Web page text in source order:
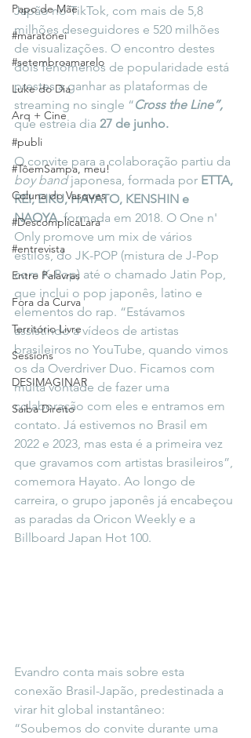
Papo de Mãe
#maratonei
#setembroamarelo
Luke do Dia
Arq + Cine
#publi
#TôemSampa, meu!
Coluna do Vasques
#DescomplicaLara
#entrevista
Entre Palavras
Fora da Curva
Território Livre
Sessions
DESIMAGINAR
Saiba Direito
Japão no TikTok, com mais de 5,8
milhões deseguidores e 520 milhões
de visualizações. O encontro destes
dois fenômenos de popularidade está
prestes a ganhar as plataformas de
streaming no single “Cross the Line”,
que estreia dia 27 de junho.
O convite para a colaboração partiu da
boy band japonesa, formada por ETTA,
REI, EIKU, HAYATO, KENSHIN e
NAOYA, formada em 2018. O One n'
Only promove um mix de vários
estilos, do JK-POP (mistura de J-Pop
com K-Pop) até o chamado Jatin Pop,
que inclui o pop japonês, latino e
elementos do rap. “Estávamos
assistindo a vídeos de artistas
brasileiros no YouTube, quando vimos
os da Overdriver Duo. Ficamos com
muita vontade de fazer uma
colaboração com eles e entramos em
contato. Já estivemos no Brasil em
2022 e 2023, mas esta é a primeira vez
que gravamos com artistas brasileiros”,
comemora Hayato. Ao longo de
carreira, o grupo japonês já encabeçou
as paradas da Oricon Weekly e a
Billboard Japan Hot 100.
Evandro conta mais sobre esta
conexão Brasil-Japão, predestinada a
virar hit global instantâneo:
“Soubemos do convite durante uma